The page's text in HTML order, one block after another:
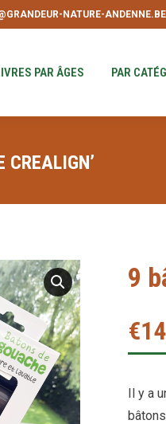
NATURE-ANDENNE.BE
PAR ÂGES PAR
CREALIGN’
9
€
Il y a
LIVRES PAR ÂGES